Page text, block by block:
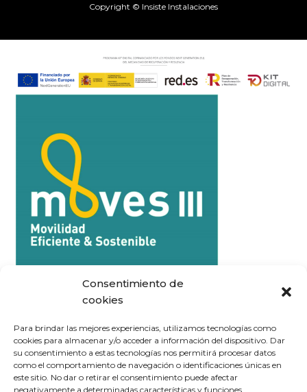
Consentimiento de
cookies
Para brindar las mejores experiencias, utilizamos tecnologías como
cookies para almacenar y/o acceder a información del dispositivo. Dar
su consentimiento a estas tecnologías nos permitirá procesar datos
como el comportamiento de navegación o identificaciones únicas en
este sitio. No dar o retirar el consentimiento puede afectar
negativamente a determinadas características y funciones.
Copyright © Insiste Instalaciones